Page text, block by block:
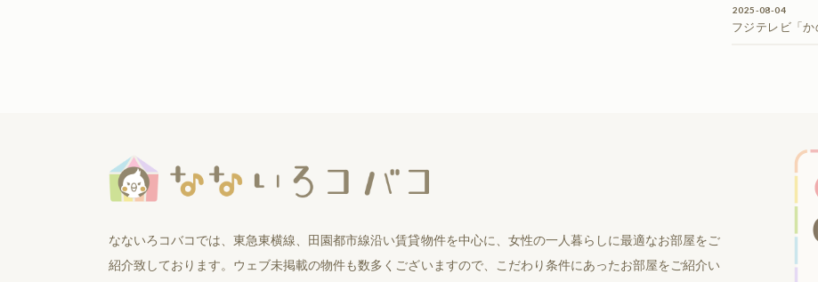
2025-08-04
フジテレビ「か
なないろコバコでは、東急東横線、田園都市線沿い賃貸物件を中心に、女性の一人暮らしに最適なお部屋をご
紹介致しております。ウェブ未掲載の物件も数多くございますので、こだわり条件にあったお部屋をご紹介い